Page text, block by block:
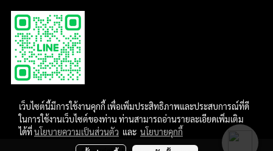
เว็บไซต์นี้มีการใช้งานคุกกี้ เพื่อเพิ่มประสิทธิภาพและประสบการณ์ที่ดี
ในการใช้งานเว็บไซต์ของท่าน ท่านสามารถอ่านรายละเอียดเพิ่มเติม
ได้ที่นโยบายความเป็นส่วนตัว และ นโยบายคุกกี้